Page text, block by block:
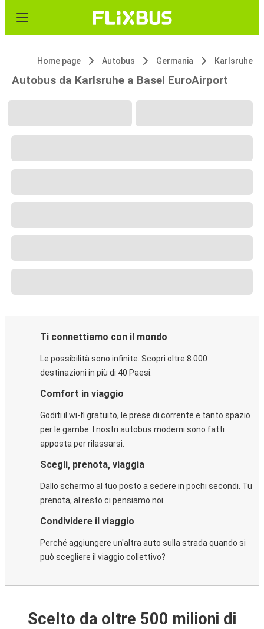
Home page Autobus Germania Karlsruhe
Autobus da Karlsruhe a Basel EuroAirport
Ti connettiamo con il mondo
Le possibilità sono infinite. Scopri oltre 8.000
destinazioni in più di 40 Paesi.
Comfort in viaggio
Goditi il wi-fi gratuito, le prese di corrente e tanto spazio
per le gambe. I nostri autobus moderni sono fatti
apposta per rilassarsi.
Scegli, prenota, viaggia
Dallo schermo al tuo posto a sedere in pochi secondi. Tu
prenota, al resto ci pensiamo noi.
Condividere il viaggio
Perché aggiungere un'altra auto sulla strada quando si
può scegliere il viaggio collettivo?
Scelto da oltre 500 milioni di